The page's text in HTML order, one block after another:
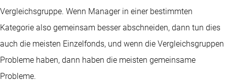
Vergleichsgruppe. Wenn Manager in einer bestimmten
Kategorie also gemeinsam besser abschneiden, dann tun dies
auch die meisten Einzelfonds, und wenn die Vergleichsgruppen
Probleme haben, dann haben die meisten gemeinsame
Probleme.